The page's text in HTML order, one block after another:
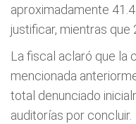
aproximadamente
justificar, mientras
La fiscal aclaró que la
mencionada
total denunciado
auditorías por concluir.